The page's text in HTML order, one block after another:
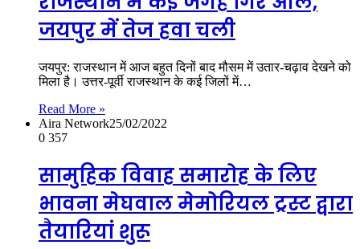
जयपुर में तेज हवा चली
जयपुर: राजस्थान में आज बहुत दिनों बाद मौसम में उतार-चढ़ाव देखने को
मिला है। उत्तर-पूर्वी राजस्थान के कई जिलों में…
Read More »
Aira Network25/02/2022
0 357
सामुहिक विवाह समारोह के लिए
भावना मेघवाल मेमोरियल ट्रस्ट द्वारा
तैयारियां शुरू